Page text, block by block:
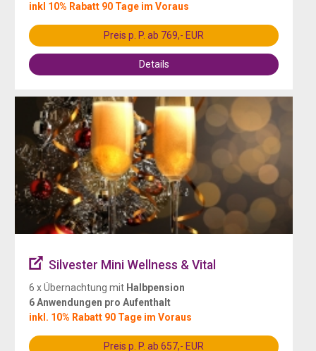
inkl 10% Rabatt 90 Tage im Voraus
Preis p. P. ab 769,- EUR
Details
Silvester Mini Wellness & Vital
6 x Übernachtung mit Halbpension
6 Anwendungen pro Aufenthalt
inkl. 10% Rabatt 90 Tage im Voraus
Preis p. P. ab 657,- EUR